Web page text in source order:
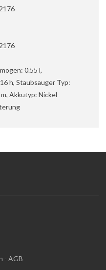
0.55 l,
h, Staubsauger Typ:
Akkutyp: Nickel-
- AGB